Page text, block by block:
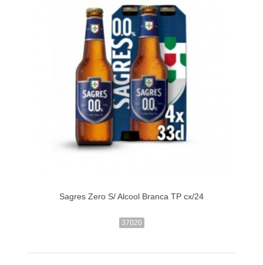
Sagres Zero S/ Alcool Branca TP cx/24
37020